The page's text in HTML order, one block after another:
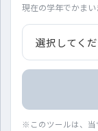
現在の学年でかまい
※このツールは、当